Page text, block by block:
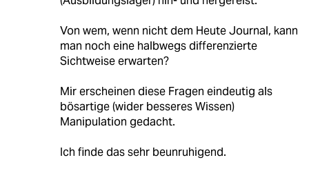
Von wem, wenn nicht dem Heute Journal, kann
man noch eine halbwegs differenzierte
Sichtweise erwarten?
Mir erscheinen diese Fragen eindeutig als
bösartige (wider besseres Wissen)
Manipulation gedacht.
Ich finde das sehr beunruhigend.